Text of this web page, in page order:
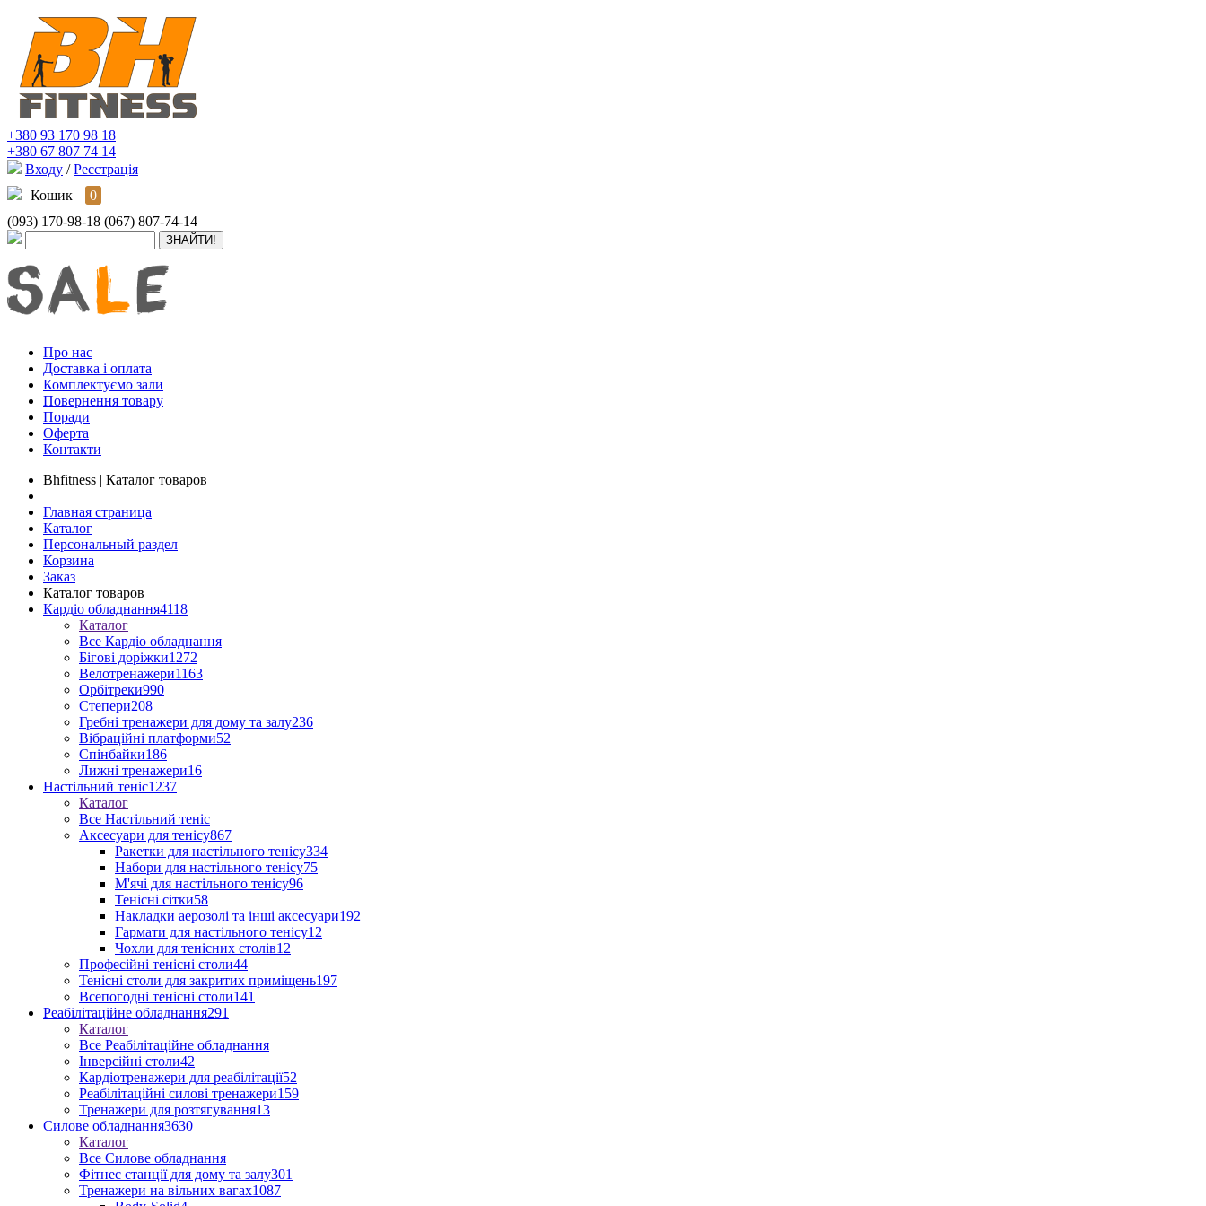
+380 93 170 98 18
+380 67 807 74 14
Входу / Реєстрація
Кошик
0
(093) 170-98-18 (067) 807-74-14
Про нас
Доставка і оплата
Комплектуємо зали
Повернення товару
Поради
Оферта
Контакти
Bhfitness | Каталог товаров
Главная страница
Каталог
Персональный раздел
Корзина
Заказ
Каталог товаров
Кардіо обладнання4118
Каталог
Все Кардіо обладнання
Бігові доріжки1272
Велотренажери1163
Орбітреки990
Степери208
Гребні тренажери для дому та залу236
Вібраційні платформи52
Спінбайки186
Лижні тренажери16
Настільний теніс1237
Каталог
Все Настільний теніс
Аксесуари для тенісу867
Ракетки для настільного тенісу334
Набори для настільного тенісу75
М'ячі для настільного тенісу96
Тенісні сітки58
Накладки аерозолі та інші аксесуари192
Гармати для настільного тенісу12
Чохли для тенісних столів12
Професійні тенісні столи44
Тенісні столи для закритих приміщень197
Всепогодні тенісні столи141
Реабілітаційне обладнання291
Каталог
Все Реабілітаційне обладнання
Інверсійні столи42
Кардіотренажери для реабілітації52
Реабілітаційні силові тренажери159
Тренажери для розтягування13
Силове обладнання3630
Каталог
Все Силове обладнання
Фітнес станції для дому та залу301
Тренажери на вільних вагах1087